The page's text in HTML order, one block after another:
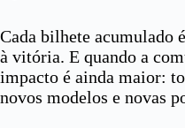
Cada bilhete acumulado
à vitória. E quando a
impacto é ainda maior:
novos modelos e novas